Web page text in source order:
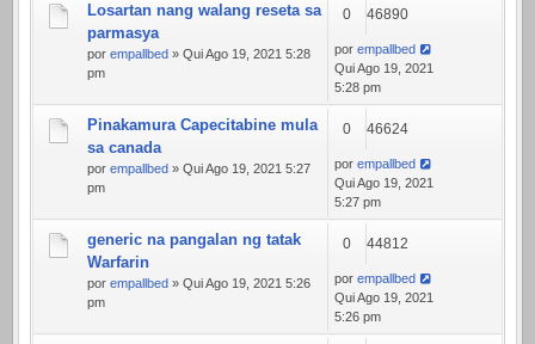
Losartan nang walang reseta sa
parmasya
por empallbed » Qui Ago 19, 2021 5:28
pm
0 46890
por empallbed
Qui Ago 19, 2021
5:28 pm
Pinakamura Capecitabine mula
sa canada
por empallbed » Qui Ago 19, 2021 5:27
pm
0 46624
por empallbed
Qui Ago 19, 2021
5:27 pm
generic na pangalan ng tatak
Warfarin
por empallbed » Qui Ago 19, 2021 5:26
pm
0 44812
por empallbed
Qui Ago 19, 2021
5:26 pm